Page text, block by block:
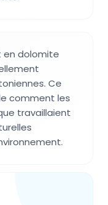
en dolomite
Ce
comment les
travaillaient